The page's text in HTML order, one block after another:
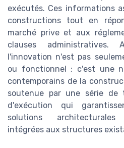
exécutés. Ces informations
constructions tout en
marché prive et aux
clauses administratives.
l'innovation n'est pas
ou fonctionnel ; c'est une
contemporains de la
soutenue par une série de
d'exécution qui
solutions
intégrées aux structures